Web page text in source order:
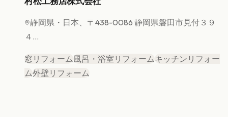
静岡県 ・日本、〒438-0086 静岡県磐田市見付３９
４...
窓リフォーム風呂・浴室リフォームキッチンリフォー
ム外壁リフォーム